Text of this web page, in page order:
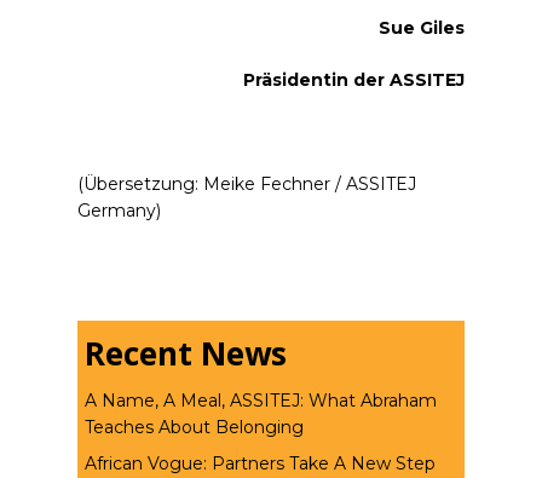
Sue Giles
Präsidentin der ASSITEJ
(Übersetzung: Meike Fechner / ASSITEJ
Germany)
Recent News
A Name, A Meal, ASSITEJ: What Abraham
Teaches About Belonging
African Vogue: Partners Take A New Step